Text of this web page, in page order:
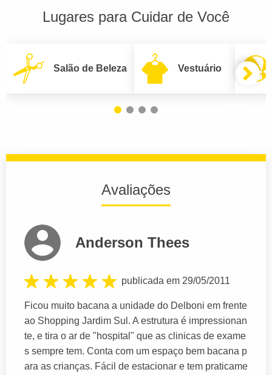
Lugares para Cuidar de Você
Salão de Beleza Vestuário
Avaliações
Anderson Thees
publicada em 29/05/2011
Ficou muito bacana a unidade do Delboni em frente
ao Shopping Jardim Sul. A estrutura é impressionan
te, e tira o ar de "hospital" que as clinicas de exame
s sempre tem. Conta com um espaço bem bacana p
ara as crianças. Fácil de estacionar e tem praticame